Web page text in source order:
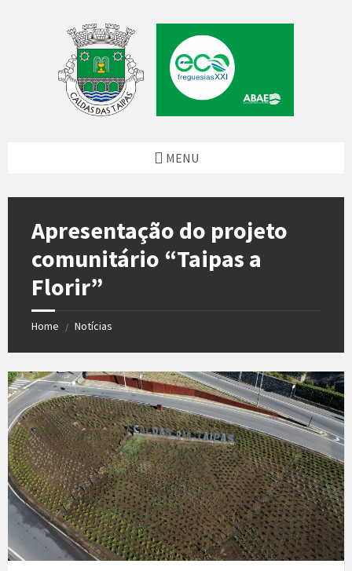
MENU
Apresentação do projeto
comunitário “Taipas a
Florir”
Home / Notícias